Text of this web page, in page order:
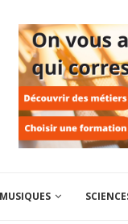
MUSIQUES